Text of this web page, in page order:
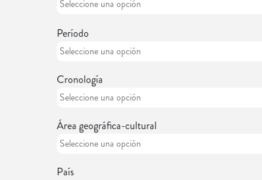
Período
Cronología
Área geográfica-cultural
País